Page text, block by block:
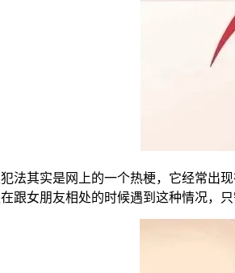
法其实是网上的一个热梗，它经常出
跟女朋友相处的时候遇到这种情况，只